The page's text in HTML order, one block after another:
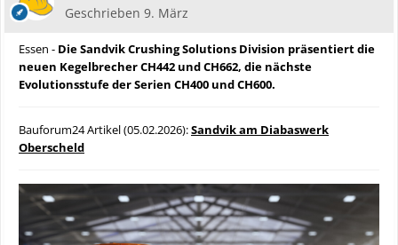
Geschrieben 9. März
Essen - Die Sandvik Crushing Solutions Division präsentiert die
neuen Kegelbrecher CH442 und CH662, die nächste
Evolutionsstufe der Serien CH400 und CH600.
Bauforum24 Artikel (05.02.2026):Sandvik am Diabaswerk
Oberscheld